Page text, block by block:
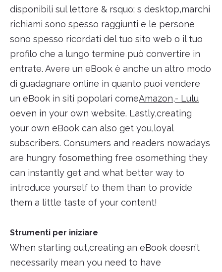
disponibili sul lettore & rsquo; s desktop,marchi
richiami sono spesso raggiunti e le persone
sono spesso ricordati del tuo sito web o il tuo
profilo che a lungo termine può convertire in
entrate. Avere un eBook è anche un altro modo
di guadagnare online in quanto puoi vendere
un eBook in siti popolari comeAmazon,- Lulu
oeven in your own website. Lastly,creating
your own eBook can also get you,loyal
subscribers. Consumers and readers nowadays
are hungry fosomething free osomething they
can instantly get and what better way to
introduce yourself to them than to provide
them a little taste of your content!
Strumenti per iniziare
When starting out,creating an eBook doesn’t
necessarily mean you need to have